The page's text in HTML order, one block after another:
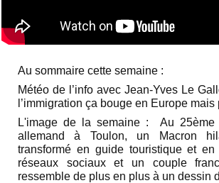
Au sommaire cette semaine :
Météo de l’info avec Jean-Yves Le
l’immigration ça bouge en Europe
L'image de la semaine : Au 25ème
allemand à Toulon, un Macron
transformé en guide touristique et
réseaux sociaux et un couple
ressemble de plus en plus à un dessin